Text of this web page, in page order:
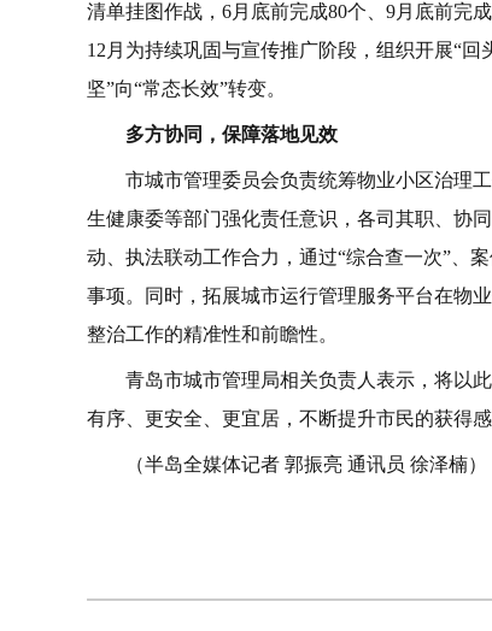
清单挂图作战，6月底前完成80个、9月底前完
12月为持续巩固与宣传推广阶段，组织开展“
坚”向“常态长效”转变。
多方协同，保障落地见效
市城市管理委员会负责统筹物业小区治理
生健康委等部门强化责任意识，各司其职、协
动、执法联动工作合力，通过“综合查一次”、
事项。同时，拓展城市运行管理服务平台在物
整治工作的精准性和前瞻性。
青岛市城市管理局相关负责人表示，将以
有序、更安全、更宜居，不断提升市民的获得感
（半岛全媒体记者 郭振亮 通讯员 徐泽楠）